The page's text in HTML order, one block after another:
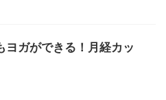
ヨガができる！月経カッ